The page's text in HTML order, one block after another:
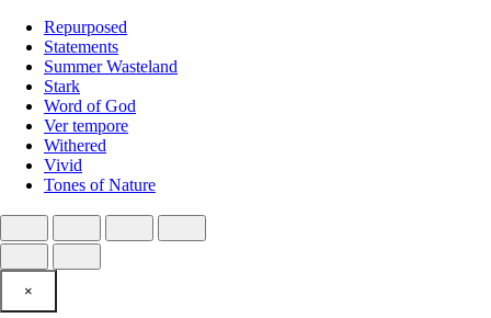
Repurposed
Statements
Summer Wasteland
Stark
Word of God
Ver tempore
Withered
Vivid
Tones of Nature
×